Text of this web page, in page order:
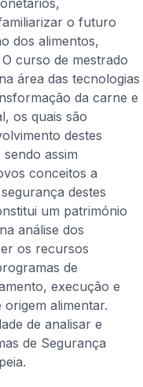
o futuro
dos alimentos,
curso de mestrado
área das tecnologias
da carne e
os quais são
destes
assim
conceitos a
destes
um património
análise dos
os recursos
de
execução e
alimentar.
de analisar e
de Segurança